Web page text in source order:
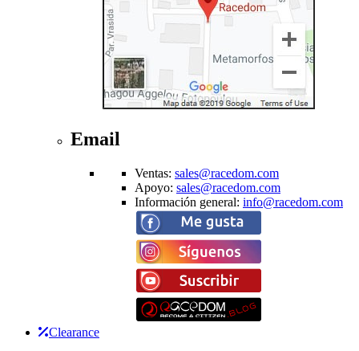
Email
Ventas: sales@racedom.com
Apoyo: sales@racedom.com
Información general: info@racedom.com
Clearance